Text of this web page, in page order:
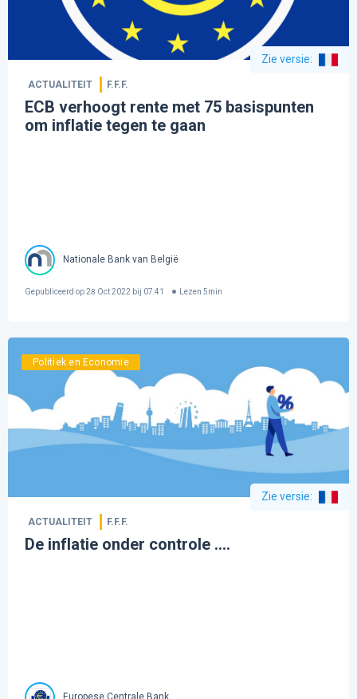
Zie versie:
ACTUALITEIT F.F.F.
ECB verhoogt rente met 75 basispunten
om inflatie tegen te gaan
Nationale Bank van België
Gepubliceerd op28 Oct 2022 bij 07:41 Lezen 5min
Politiek en Economie
Zie versie:
ACTUALITEIT F.F.F.
De inflatie onder controle ....
Europese Centrale Bank